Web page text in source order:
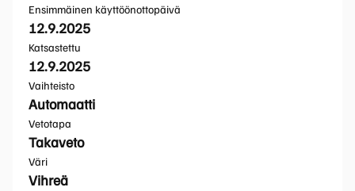
Ensimmäinen käyttöönottopäivä
12.9.2025
Katsastettu
12.9.2025
Vaihteisto
Automaatti
Vetotapa
Takaveto
Väri
Vihreä